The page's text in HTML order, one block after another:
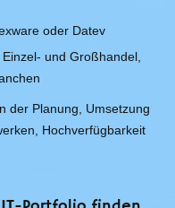
oder Datev
und Großhandel,
der Planung, Umsetzung
Hochverfügbarkeit